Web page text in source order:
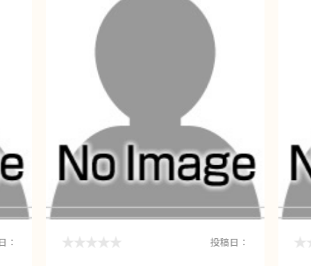
： 投稿日：